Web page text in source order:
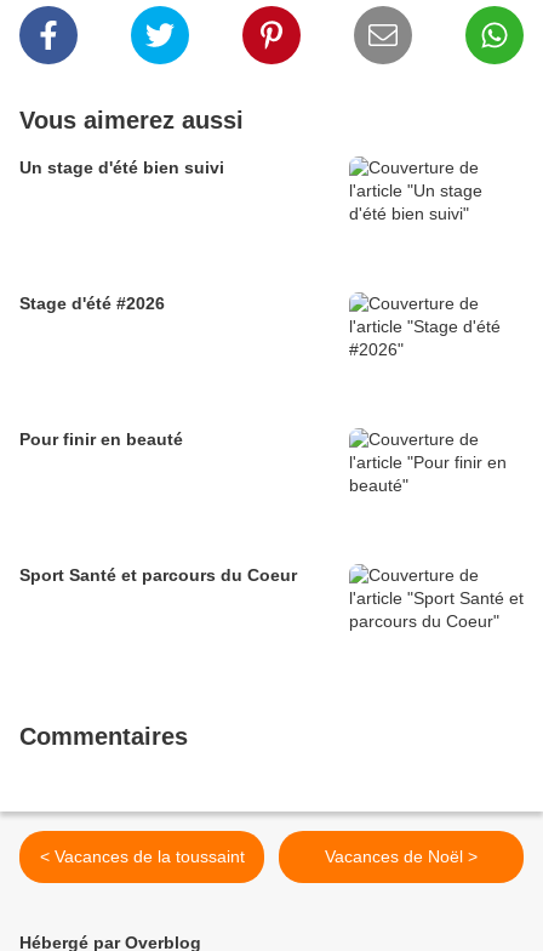
Vous aimerez aussi
Un stage d'été bien suivi
Stage d'été #2026
Pour finir en beauté
Sport Santé et parcours du Coeur
Commentaires
< Vacances de la toussaint Vacances de Noël >
Hébergé par Overblog